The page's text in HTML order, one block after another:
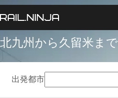
北九州から久留米ま
出発都市